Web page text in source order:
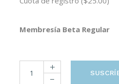
Membresía Beta Regular
Membresía Beta Con